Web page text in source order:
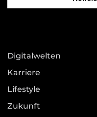
Digitalwelten
Karriere
Lifestyle
Zukunft